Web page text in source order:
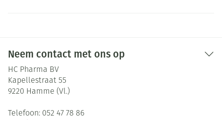
Neem contact met ons op
HC Pharma BV
Kapellestraat 55
9220 Hamme (Vl.)
Telefoon: 052 47 78 86